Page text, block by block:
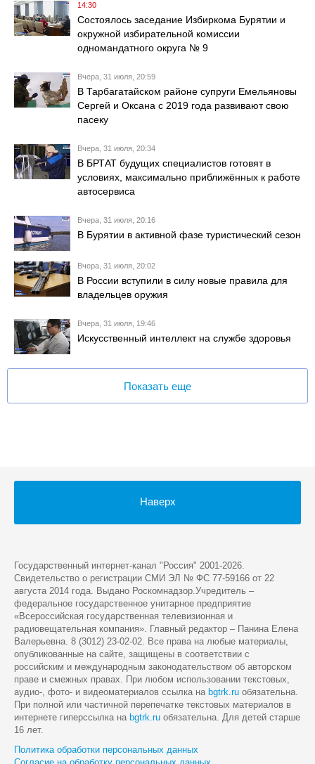
14:30
Состоялось заседание Избиркома Бурятии и
окружной избирательной комиссии
одномандатного округа № 9
Вчера, 31 июля, 20:59
В Тарбагатайском районе супруги Емельяновы
Сергей и Оксана с 2019 года развивают свою
пасеку
Вчера, 31 июля, 20:34
В БРТАТ будущих специалистов готовят в
условиях, максимально приближённых к работе
автосервиса
Вчера, 31 июля, 20:16
В Бурятии в активной фазе туристический сезон
Вчера, 31 июля, 20:02
В России вступили в силу новые правила для
владельцев оружия
Вчера, 31 июля, 19:46
Искусственный интеллект на службе здоровья
Показать еще
Наверх
Государственный интернет-канал "Россия" 2001-2026.
Cвидетельство о регистрации СМИ ЭЛ № ФС 77-59166 от 22
августа 2014 года. Выдано Роскомнадзор.Учредитель –
федеральное государственное унитарное предприятие
«Всероссийская государственная телевизионная и
радиовещательная компания». Главный редактор – Панина Елена
Валерьевна. 8 (3012) 23-02-02. Все права на любые материалы,
опубликованные на сайте, защищены в соответствии с
российским и международным законодательством об авторском
праве и смежных правах. При любом использовании текстовых,
аудио-, фото- и видеоматериалов ссылка на bgtrk.ru обязательна.
При полной или частичной перепечатке текстовых материалов в
интернете гиперссылка на bgtrk.ru обязательна. Для детей старше
16 лет.
Политика обработки персональных данных